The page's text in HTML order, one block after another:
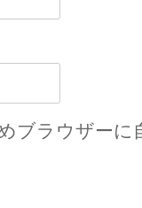
ブラウザーに